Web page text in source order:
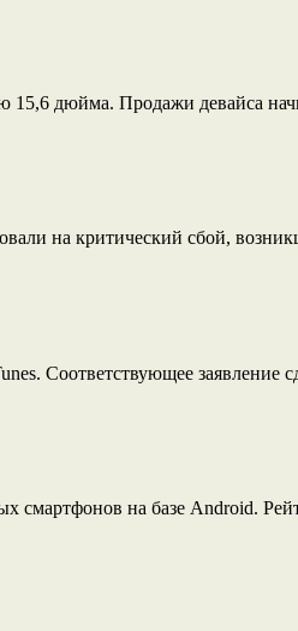
15,6 дюйма. Продажи девайса
на критический сбой,
Соответствующее
смартфонов на базе Android.